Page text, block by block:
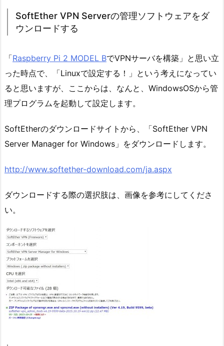
SoftEther VPN Serverの管理ソフトウェアをダ
ウンロードする
「Raspberry Pi 2 MODEL BでVPNサーバを構築」と思い立
った時点で、「Linuxで設定する！」という考えになってい
ると思いますが、ここからは、なんと、WindowsOSから管
理プログラムを起動して設定します。
SoftEtherのダウンロードサイトから、「SoftEther VPN
Server Manager for Windows」をダウンロードします。
http://www.softether-download.com/ja.aspx
ダウンロードする際の選択肢は、画像を参考にしてくださ
い。